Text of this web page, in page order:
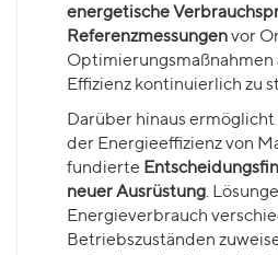
energetische
Referenzmessungenvor
Optimierungsmaßnahmen
Effizienz kontinuierlich zu
Darüber hinaus
der Energieeffizienz von
fundierte
neuer Ausrüstung.
Energieverbrauch
Betriebszuständen